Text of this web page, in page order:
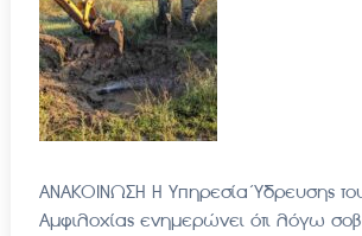
ΑΝΑΚΟΙΝΩΣΗ Η Υπηρεσία Ύδρευσης
Αμφιλοχίας ενημερώνει ότι λόγω